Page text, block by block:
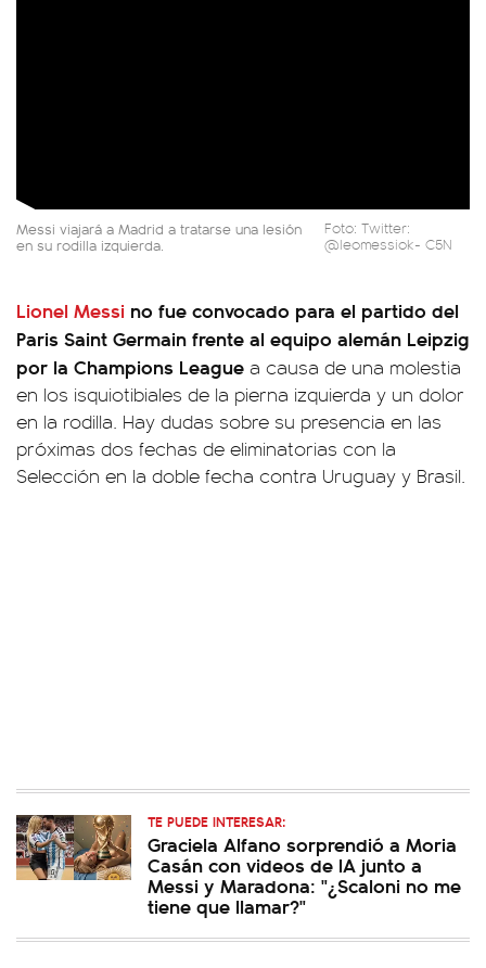
Messi viajará a Madrid a tratarse una lesión
en su rodilla izquierda.
Foto: Twitter:
@leomessiok- C5N
Lionel Messi no fue convocado para el partido del
Paris Saint Germain frente al equipo alemán Leipzig
por la Champions League a causa de una molestia
en los isquiotibiales de la pierna izquierda y un dolor
en la rodilla. Hay dudas sobre su presencia en las
próximas dos fechas de eliminatorias con la
Selección en la doble fecha contra Uruguay y Brasil.
TE PUEDE INTERESAR:
Graciela Alfano sorprendió a Moria
Casán con videos de IA junto a
Messi y Maradona: "¿Scaloni no me
tiene que llamar?"